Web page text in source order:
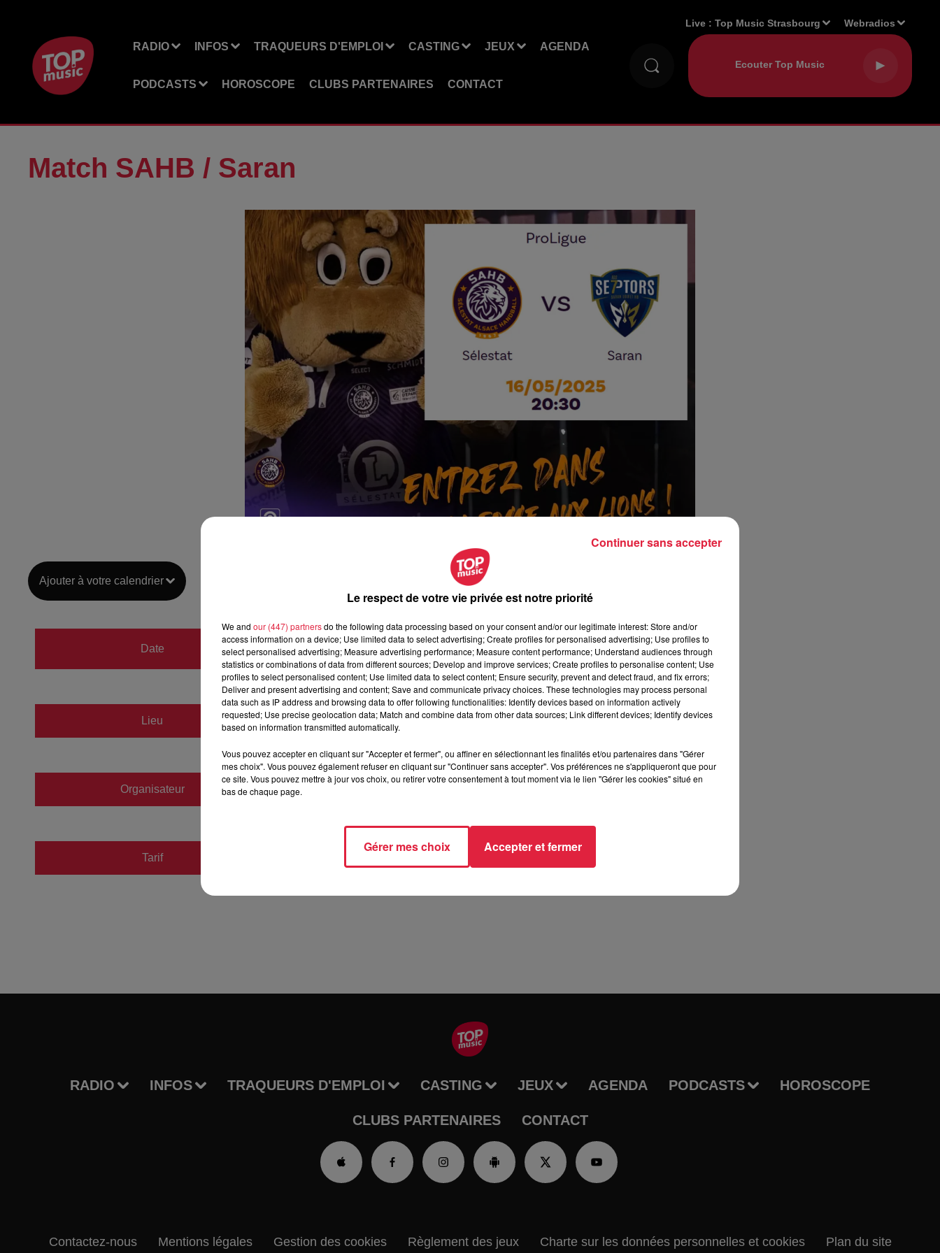
RADIO INFOS TRAQUEURS D'EMPLOI CASTING JEUX AGENDA
PODCASTS HOROSCOPE CLUBS PARTENAIRES CONTACT
Live :Top Music Strasbourg Webradios
Match SAHB / Saran
Ajouter à votre calendrier
Date
du16 mai 2025 à 20h30
au16 mai 2025 à 22h30
Lieu
CSI
67600 Sélestat
Organisateur https://www.sa-hb.com/
Tarif
RADIO INFOS TRAQUEURS D'EMPLOI CASTING JEUX AGENDA PODCASTS HOROSCOPE
CLUBS PARTENAIRES CONTACT
Contactez-nous Mentions légales Gestion des cookies Règlement des jeux Charte sur les données personnelles et cookies Plan du site
Le respect de votre vie privée est notre priorité
We and our (447) partnersdo the following data processing based on your consent and/or our legitimate interest: Store and/or
access information on a device; Use limited data to select advertising; Create profiles for personalised advertising; Use profiles to
select personalised advertising; Measure advertising performance; Measure content performance; Understand audiences through
statistics or combinations of data from different sources; Develop and improve services; Create profiles to personalise content; Use
profiles to select personalised content; Use limited data to select content; Ensure security, prevent and detect fraud, and fix errors;
Deliver and present advertising and content; Save and communicate privacy choices. These technologies may process personal
data such as IP address and browsing data to offer following functionalities: Identify devices based on information actively
requested; Use precise geolocation data; Match and combine data from other data sources; Link different devices; Identify devices
based on information transmitted automatically.
Vous pouvez accepter en cliquant sur "Accepter et fermer", ou affiner en sélectionnant les finalités et/ou partenaires dans "Gérer
mes choix". Vous pouvez également refuser en cliquant sur "Continuer sans accepter". Vos préférences ne s'appliqueront que pour
ce site. Vous pouvez mettre à jour vos choix, ou retirer votre consentement à tout moment via le lien "Gérer les cookies" situé en
bas de chaque page.
Gérer mes choix Accepter et fermer
Continuer sans accepter